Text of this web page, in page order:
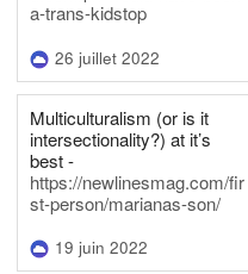
a-trans-kidstop
26 juillet 2022
Multiculturalism (or is it
intersectionality?) at it’s
best -
https://newlinesmag.com/fir
st-person/marianas-son/
19 juin 2022